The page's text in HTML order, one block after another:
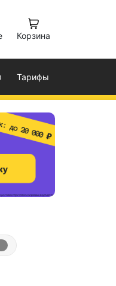
Корзина
Тарифы